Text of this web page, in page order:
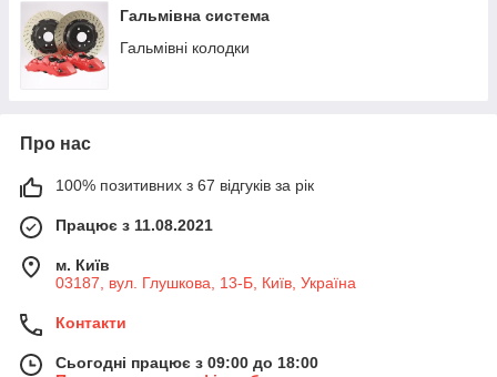
Гальмівна система
Гальмівні колодки
Про нас
100% позитивних з 67 відгуків за рік
Працює з 11.08.2021
м. Київ
03187, вул. Глушкова, 13-Б, Київ, Україна
Контакти
Сьогодні працює з 09:00 до 18:00